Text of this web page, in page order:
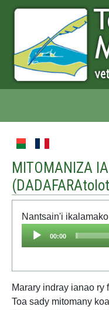
MITOMANIZA
(
Nantsain'i ikalamako
Audio
00:00
Marary indray ianao ry
Toa sady mitomany